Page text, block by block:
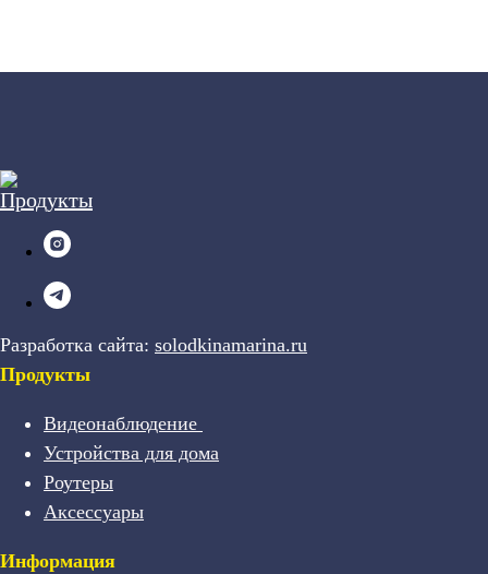
Разработка сайта: solodkinamarina.ru
Продукты
Видеонаблюдение
Устройства для дома
Роутеры
Аксессуары
Информация